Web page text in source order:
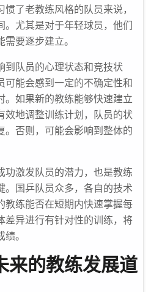
了老教练风格的队员来说，
。尤其是对于年轻球员，他们
要逐步建立。
到队员的心理状态和竞技状
可能会感到一定的不确定性和
。如果新的教练能够快速建立
效地调整训练计划，队员的状
。否则，可能会影响到整体的
功激发队员的潜力，也是教练
。国乒队员众多，各自的技术
教练能否在短期内快速掌握每
差异进行有针对性的训练，将
。
来的教练发展道